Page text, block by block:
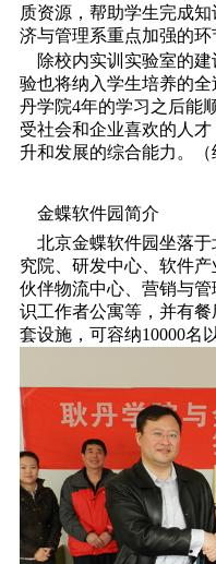
质资源，帮助学生完成
济与管理系重点加强的环
除校内实训实验室的建
验也将纳入学生培养的
丹学院4年的学习之后能
受社会和企业喜欢的人
升和发展的综合能力。（
金蝶软件园简介
北京金蝶软件园坐落于
究院、研发中心、软件
伙伴物流中心、营销与
识工作者公寓等，并有
套设施，可容纳10000名